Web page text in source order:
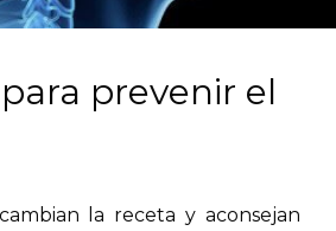
prevenir el
la receta y aconsejan